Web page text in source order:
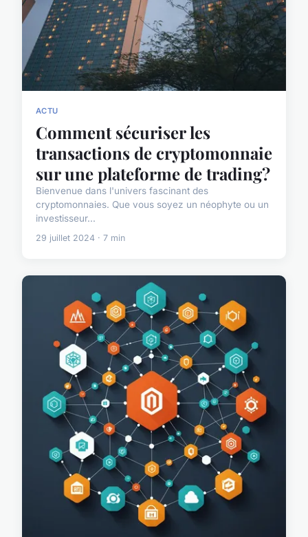
ACTU
Comment sécuriser les
transactions de cryptomonnaie
sur une plateforme de trading?
Bienvenue dans l'univers fascinant des
cryptomonnaies. Que vous soyez un néophyte ou un
investisseur...
29 juillet 2024 · 7 min